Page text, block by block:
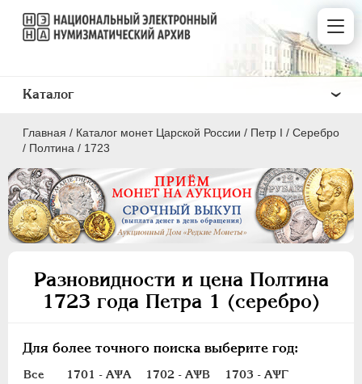
Главная / Каталог монет Царской России / Пeтр I / Серебро
/ Полтина / 1723
Разновидности и цена Полтина
1723 года Петра 1 (серебро)
Для более точного поиска выберите год:
Все 1701 - АѰА 1702 - АѰВ
1703 - АѰГ
Каталог
ПEТР I 1699 - 1725
Серебро
Полтина
Полуполтинник